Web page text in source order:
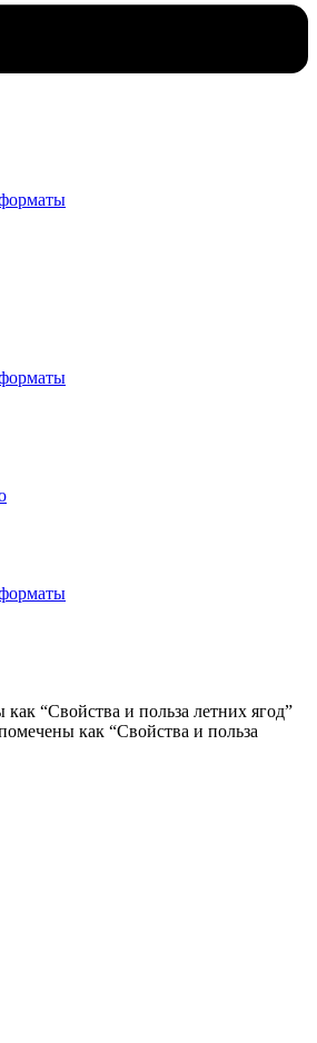
“Свойства и польза летних ягод”
как “Свойства и польза